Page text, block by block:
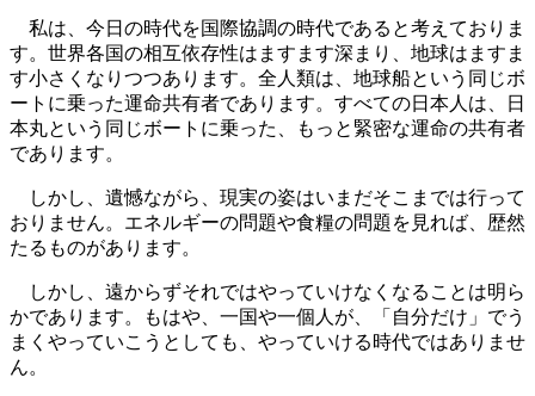
私は、今日の時代を国際協調の時代であると考えておりま
す。世界各国の相互依存性はますます深まり、地球はますま
す小さくなりつつあります。全人類は、地球船という同じボ
ートに乗った運命共有者であります。すべての日本人は、日
本丸という同じボートに乗った、もっと緊密な運命の共有者
であります。
しかし、遺憾ながら、現実の姿はいまだそこまでは行って
おりません。エネルギーの問題や食糧の問題を見れば、歴然
たるものがあります。
しかし、遠からずそれではやっていけなくなることは明ら
かであります。もはや、一国や一個人が、「自分だけ」でう
まくやっていこうとしても、やっていける時代ではありませ
ん。